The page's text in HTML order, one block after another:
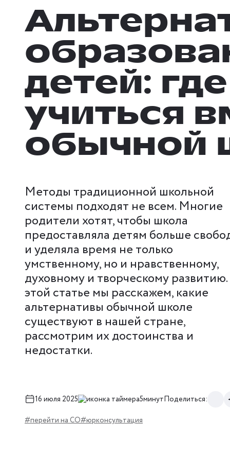
детей: где
учиться
обычной
Методы традиционной школьной
системы подходят не всем. Многие
родители хотят, чтобы школа
предоставляла детям больше
и уделяла время не только
умственному, но и нравственному,
духовному и творческому
этой статье мы расскажем, какие
альтернативы обычной школе
существуют в нашей стране,
рассмотрим их достоинства и
недостатки.
16 июля 2025 5минутПоделиться:
#перейти на СО#юрконсультация